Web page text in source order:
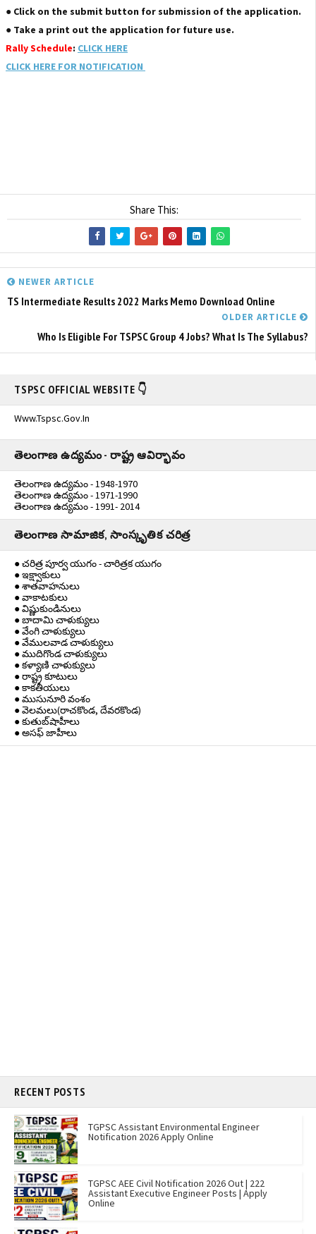
● Click on the submit button for submission of the application.
● Take a print out the application for future use.
Rally Schedule: CLICK HERE
CLICK HERE FOR NOTIFICATION
Share This:
NEWER ARTICLE
TS Intermediate Results 2022 Marks Memo Download Online
OLDER ARTICLE
Who Is Eligible For TSPSC Group 4 Jobs? What Is The Syllabus?
TSPSC OFFICIAL WEBSITE 👇
Www.tspsc.gov.in
తెలంగాణ ఉద్యమం - రాష్ట్ర ఆవిర్భావం
తెలంగాణ ఉద్యమం - 1948-1970
తెలంగాణ ఉద్యమం - 1971-1990
తెలంగాణ ఉద్యమం - 1991- 2014
తెలంగాణ సామాజిక, సాంస్కృతిక చరిత్ర
● చరిత్ర పూర్వ యుగం - చారిత్రక యుగం
● ఇక్ష్వాకులు
● శాతవాహనులు
● వాకాటకులు
● విష్ణుకుండినులు
● బాదామి చాళుక్యులు
● వేంగి చాళుక్యులు
● వేములవాడ చాళుక్యులు
● ముదిగొండ చాళుక్యులు
● కళ్యాణి చాళుక్యులు
● రాష్ట్ర కూటులు
● కాకతీయులు
● ముసునూరి వంశం
● వెలమలు(రాచకొండ, దేవరకొండ)
● కుతుబ్‌షాహీలు
● అసఫ్ జాహీలు
RECENT POSTS
TGPSC Assistant Environmental Engineer
Notification 2026 Apply Online
TGPSC AEE Civil Notification 2026 Out | 222
Assistant Executive Engineer Posts | Apply
Online